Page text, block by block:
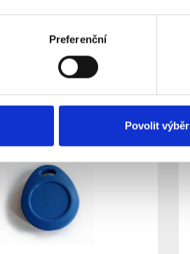
Preferenční
Povolit výběr